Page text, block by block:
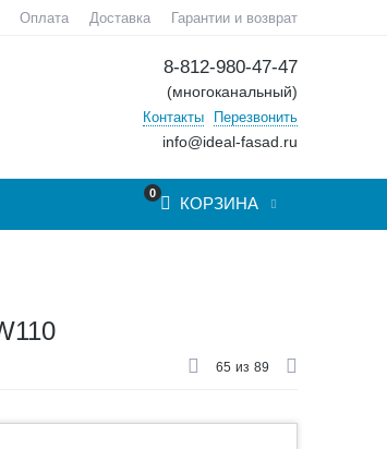
Оплата Доставка Гарантии и возврат
8-812-980-47-47
(многоканальный)
Контакты Перезвонить
info@ideal-fasad.ru
0
КОРЗИНА
65 из 89